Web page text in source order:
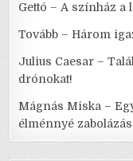
Gettó – A színház a
Tovább – Három
Julius Caesar –
drónokat!
Mágnás Miska –
élménnyé